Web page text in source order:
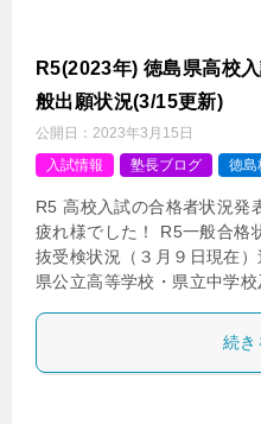
R5(2023年) 徳島県高校
般出願状況(3/15更新)
公開日： 2023年3月15日
入試情報
塾長ブログ 徳島
R5 高校入試の合格者状況発
疲れ様でした！ R5一般合格
抜受検状況（３月９日現在
県公立高等学校・県立中学
続き